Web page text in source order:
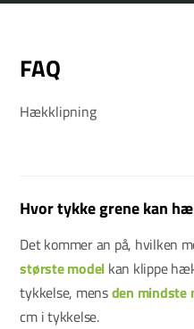
FAQ
Hækklipning
Hvor tykke grene kan
Det kommer an på, hvilken
største model kan klippe
tykkelse, mensden mindste
cm i tykkelse.